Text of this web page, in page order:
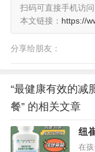
扫码可直接手机访问
本文链接： https://
分享给朋友：
“最健康有效的减
餐” 的相关文章
纽
吗
在